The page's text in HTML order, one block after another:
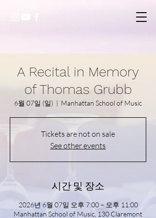
A Recital in Memory
of Thomas Grubb
6월 07일 (일)
  |
Manhattan School of Music
Tickets are not on sale
See other events
시간 및 장소
2026년 6월 07일 오후 7:00 – 오후 11:00
Manhattan School of Music, 130 Claremont